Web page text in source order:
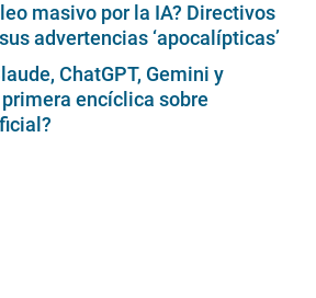
masivo por la IA? Directivos
advertencias ‘apocalípticas’
ChatGPT, Gemini y
encíclica sobre